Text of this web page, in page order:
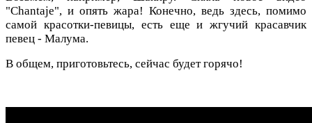
"Chantaje", и опять жара! Конечно, ведь здесь, помимо
самой красотки-певицы, есть еще и жгучий красавчик
певец - Малума.
В общем, приготовьтесь, сейчас будет горячо!